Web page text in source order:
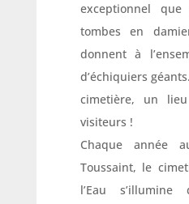
exceptionnel que
tombes en
donnent à
d’échiquiers
cimetière, un
visiteurs !
Chaque année
Toussaint, le
l’Eau